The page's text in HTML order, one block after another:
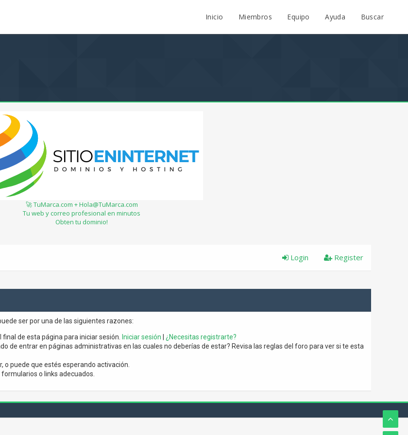
Inicio Miembros Equipo Ayuda Buscar
🚀 TuMarca.com + Hola@TuMarca.com
Tu web y correo profesional en minutos
Obten tu dominio!
Register
Login
ser por una de las siguientes razones:
de esta página para iniciar sesión. Iniciar sesión
¿Necesitas registrarte?
de entrar en páginas administrativas en las cuales no deberías de estar? Revisa las reglas del foro para ver si te esta
puede que estés esperando activación.
o links adecuados.